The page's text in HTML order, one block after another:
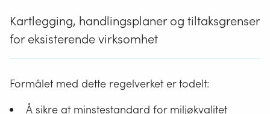
Kartlegging, handlingsplaner og tiltaksgrenser
for eksisterende virksomhet
Formålet med dette regelverket er todelt:
Å sikre at minstestandard for miljøkvalitet